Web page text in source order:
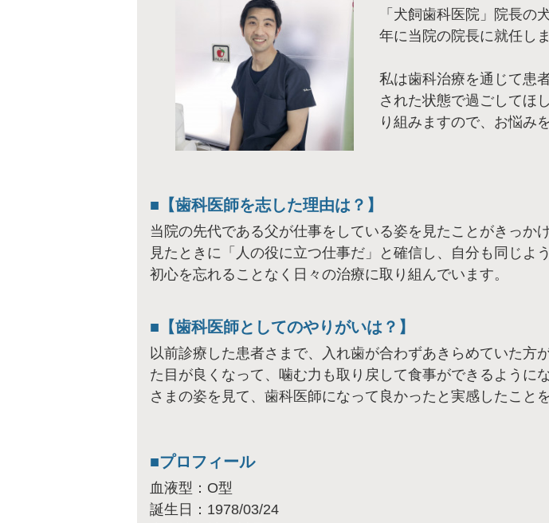
「犬飼歯科医院」院長の
年に当院の院長に就任しま
私は歯科治療を通じて患
された状態で過ごしてほ
り組みますので、お悩み
【歯科医師を志した理由は？】
当院の先代である父が仕事をしている姿を見たことがきっか
見たときに「人の役に立つ仕事だ」と確信し、自分も同じよ
初心を忘れることなく日々の治療に取り組んでいます。
【歯科医師としてのやりがいは？】
以前診療した患者さまで、入れ歯が合わずあきらめていた
た目が良くなって、噛む力も取り戻して食事ができるよう
さまの姿を見て、歯科医師になって良かったと実感したこと
プロフィール
血液型：O型
誕生日：1978/03/24